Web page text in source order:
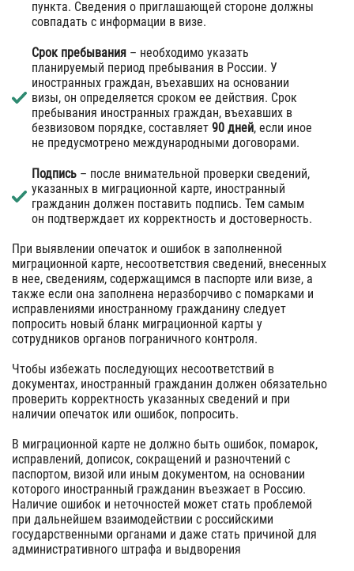
пункта. Сведения о приглашающей стороне должны
совпадать с информации в визе.
Срок пребывания – необходимо указать
планируемый период пребывания в России. У
иностранных граждан, въехавших на основании
визы, он определяется сроком ее действия. Срок
пребывания иностранных граждан, въехавших в
безвизовом порядке, составляет 90 дней, если иное
не предусмотрено международными договорами.
Подпись – после внимательной проверки сведений,
указанных в миграционной карте, иностранный
гражданин должен поставить подпись. Тем самым
он подтверждает их корректность и достоверность.
При выявлении опечаток и ошибок в заполненной
миграционной карте, несоответствия сведений, внесенных
в нее, сведениям, содержащимся в паспорте или визе, а
также если она заполнена неразборчиво с помарками и
исправлениями иностранному гражданину следует
попросить новый бланк миграционной карты у
сотрудников органов пограничного контроля.
Чтобы избежать последующих несоответствий в
документах, иностранный гражданин должен обязательно
проверить корректность указанных сведений и при
наличии опечаток или ошибок, попросить.
В миграционной карте не должно быть ошибок, помарок,
исправлений, дописок, сокращений и разночтений с
паспортом, визой или иным документом, на основании
которого иностранный гражданин въезжает в Россию.
Наличие ошибок и неточностей может стать проблемой
при дальнейшем взаимодействии с российскими
государственными органами и даже стать причиной для
административного штрафа и выдворения